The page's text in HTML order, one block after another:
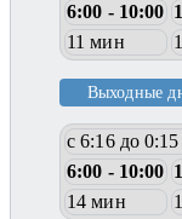
6:00 - 10:00
11 мин
Выходные
с 6:16 до 0:15
6:00 - 10:00
14 мин